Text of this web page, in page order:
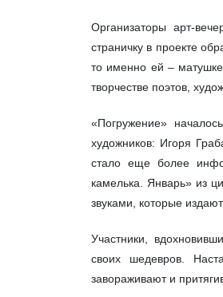
Организаторы арт-
страничку в проекте
то именно ей –
творчестве поэтов,
«Погружение»
художников: Игоря
стало еще более
камелька. Январь» из
звуками, которые
Участники,
своих шедевров.
завораживают и